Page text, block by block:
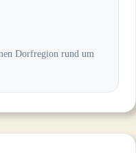
Dorfregion rund um